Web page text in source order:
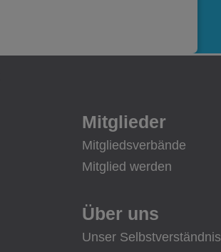
Mitglieder
Mitgliedsverbände
Mitglied werden
Über uns
Unser Selbstverständnis